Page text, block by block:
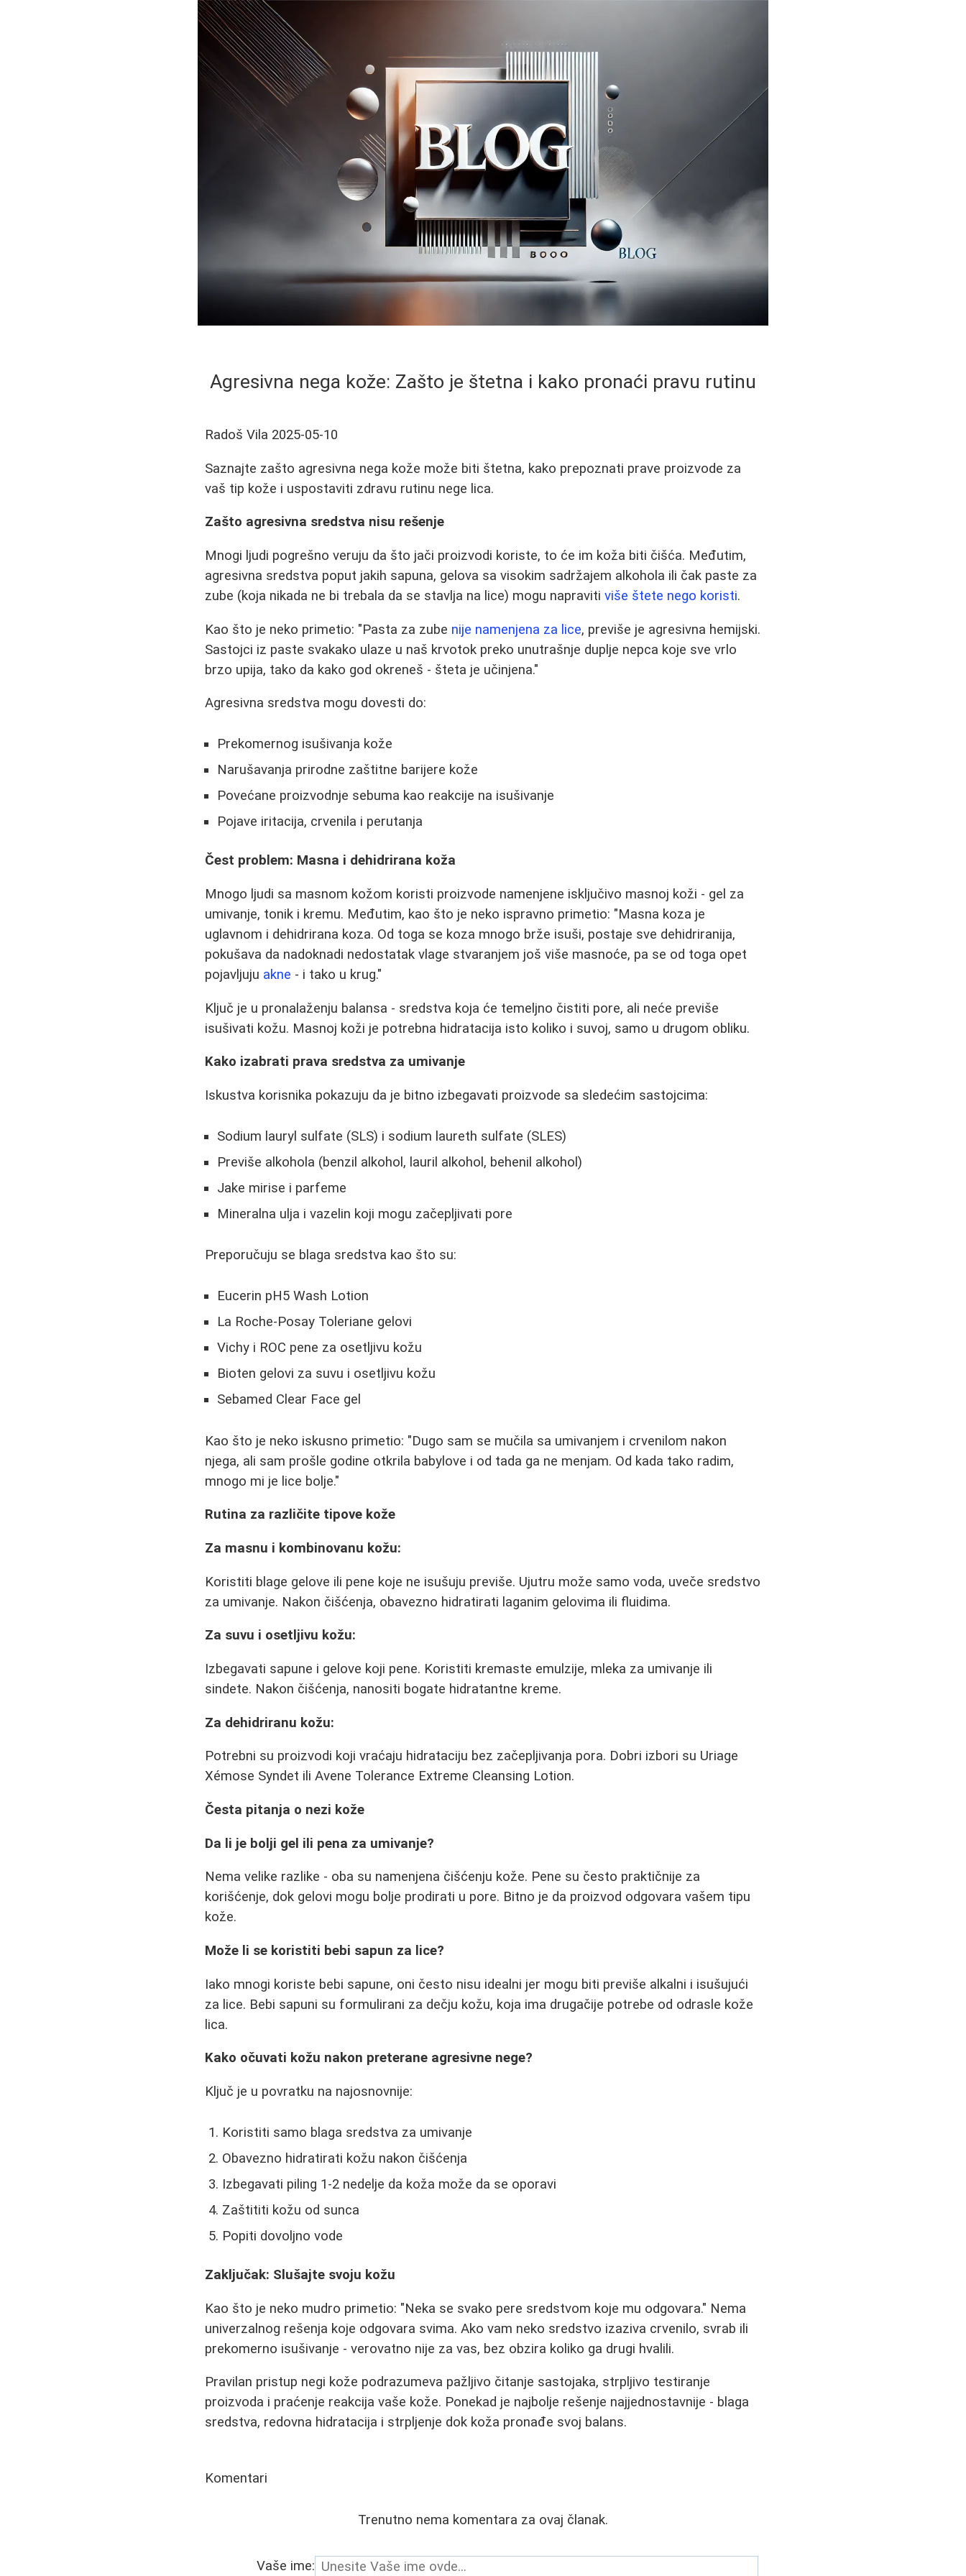
Agresivna nega kože: Zašto je štetna i kako pronaći pravu rutinu
Radoš Vila 2025-05-10
Saznajte zašto agresivna nega kože može biti štetna, kako prepoznati prave proizvode za
vaš tip kože i uspostaviti zdravu rutinu nege lica.
Zašto agresivna sredstva nisu rešenje
Mnogi ljudi pogrešno veruju da što jači proizvodi koriste, to će im koža biti čišća. Međutim,
agresivna sredstva poput jakih sapuna, gelova sa visokim sadržajem alkohola ili čak paste za
zube (koja nikada ne bi trebala da se stavlja na lice) mogu napravitiviše štete nego koristi.
Kao što je neko primetio: "Pasta za zube nije namenjena za lice, previše je agresivna hemijski.
Sastojci iz paste svakako ulaze u naš krvotok preko unutrašnje duplje nepca koje sve vrlo
brzo upija, tako da kako god okreneš - šteta je učinjena."
Agresivna sredstva mogu dovesti do:
Prekomernog isušivanja kože
Narušavanja prirodne zaštitne barijere kože
Povećane proizvodnje sebuma kao reakcije na isušivanje
Pojave iritacija, crvenila i perutanja
Čest problem: Masna i dehidrirana koža
Mnogo ljudi sa masnom kožom koristi proizvode namenjene isključivo masnoj koži - gel za
umivanje, tonik i kremu. Međutim, kao što je neko ispravno primetio: "Masna koza je
uglavnom i dehidrirana koza. Od toga se koza mnogo brže isuši, postaje sve dehidriranija,
pokušava da nadoknadi nedostatak vlage stvaranjem još više masnoće, pa se od toga opet
pojavljuju akne - i tako u krug."
Ključ je u pronalaženju balansa - sredstva koja će temeljno čistiti pore, ali neće previše
isušivati kožu. Masnoj koži je potrebna hidratacija isto koliko i suvoj, samo u drugom obliku.
Kako izabrati prava sredstva za umivanje
Iskustva korisnika pokazuju da je bitno izbegavati proizvode sa sledećim sastojcima:
Sodium lauryl sulfate (SLS) i sodium laureth sulfate (SLES)
Previše alkohola (benzil alkohol, lauril alkohol, behenil alkohol)
Jake mirise i parfeme
Mineralna ulja i vazelin koji mogu začepljivati pore
Preporučuju se blaga sredstva kao što su:
Eucerin pH5 Wash Lotion
La Roche-Posay Toleriane gelovi
Vichy i ROC pene za osetljivu kožu
Bioten gelovi za suvu i osetljivu kožu
Sebamed Clear Face gel
Kao što je neko iskusno primetio: "Dugo sam se mučila sa umivanjem i crvenilom nakon
njega, ali sam prošle godine otkrila babylove i od tada ga ne menjam. Od kada tako radim,
mnogo mi je lice bolje."
Rutina za različite tipove kože
Za masnu i kombinovanu kožu:
Koristiti blage gelove ili pene koje ne isušuju previše. Ujutru može samo voda, uveče sredstvo
za umivanje. Nakon čišćenja, obavezno hidratirati laganim gelovima ili fluidima.
Za suvu i osetljivu kožu:
Izbegavati sapune i gelove koji pene. Koristiti kremaste emulzije, mleka za umivanje ili
sindete. Nakon čišćenja, nanositi bogate hidratantne kreme.
Za dehidriranu kožu:
Potrebni su proizvodi koji vraćaju hidrataciju bez začepljivanja pora. Dobri izbori su Uriage
Xémose Syndet ili Avene Tolerance Extreme Cleansing Lotion.
Česta pitanja o nezi kože
Da li je bolji gel ili pena za umivanje?
Nema velike razlike - oba su namenjena čišćenju kože. Pene su često praktičnije za
korišćenje, dok gelovi mogu bolje prodirati u pore. Bitno je da proizvod odgovara vašem tipu
kože.
Može li se koristiti bebi sapun za lice?
Iako mnogi koriste bebi sapune, oni često nisu idealni jer mogu biti previše alkalni i isušujući
za lice. Bebi sapuni su formulirani za dečju kožu, koja ima drugačije potrebe od odrasle kože
lica.
Kako očuvati kožu nakon preterane agresivne nege?
Ključ je u povratku na najosnovnije:
Koristiti samo blaga sredstva za umivanje
Obavezno hidratirati kožu nakon čišćenja
Izbegavati piling 1-2 nedelje da koža može da se oporavi
Zaštititi kožu od sunca
Popiti dovoljno vode
Zaključak: Slušajte svoju kožu
Kao što je neko mudro primetio: "Neka se svako pere sredstvom koje mu odgovara." Nema
univerzalnog rešenja koje odgovara svima. Ako vam neko sredstvo izaziva crvenilo, svrab ili
prekomerno isušivanje - verovatno nije za vas, bez obzira koliko ga drugi hvalili.
Pravilan pristup negi kože podrazumeva pažljivo čitanje sastojaka, strpljivo testiranje
proizvoda i praćenje reakcija vaše kože. Ponekad je najbolje rešenje najjednostavnije - blaga
sredstva, redovna hidratacija i strpljenje dok koža pronađe svoj balans.
Komentari
Trenutno nema komentara za ovaj članak.
Vaše ime: